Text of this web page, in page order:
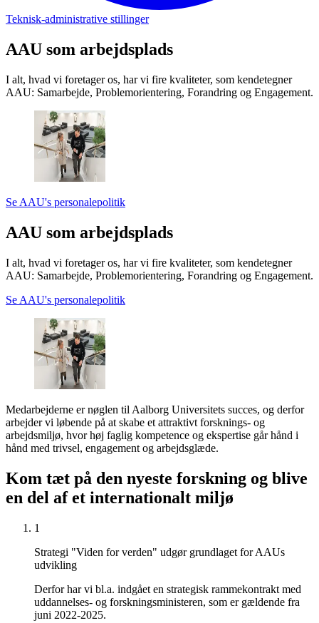
Teknisk-administrative stillinger
AAU som arbejds­plads
I alt, hvad vi foretager os, har vi fire kvaliteter, som kendetegner
AAU: Samarbejde, Problemorientering, Forandring og Engagement.
Se AAU's personalepolitik
AAU som arbejds­plads
I alt, hvad vi foretager os, har vi fire kvaliteter, som kendetegner
AAU: Samarbejde, Problemorientering, Forandring og Engagement.
Se AAU's personalepolitik
Medarbejderne er nøglen til Aalborg Universitets succes, og derfor
arbejder vi løbende på at skabe et attraktivt forsknings- og
arbejdsmiljø, hvor høj faglig kompetence og ekspertise går hånd i
hånd med trivsel, engagement og arbejdsglæde.
Kom tæt på den nyeste forskning og blive
en del af et internationalt miljø
1
Strategi "Viden for verden" udgør grundlaget for AAUs
udvikling
Derfor har vi bl.a. indgået en strategisk rammekontrakt med
uddannelses- og forskningsministeren, som er gældende fra
juni 2022-2025.